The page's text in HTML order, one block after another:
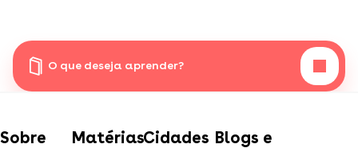
O que deseja aprender?
Sobre MatériasCidades Blogs e